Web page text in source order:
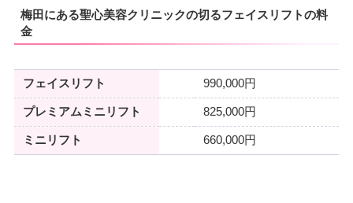
梅田にある聖心美容クリニックの切るフェイスリフトの料
金
フェイスリフト 990,000円
プレミアムミニリフト 825,000円
ミニリフト 660,000円